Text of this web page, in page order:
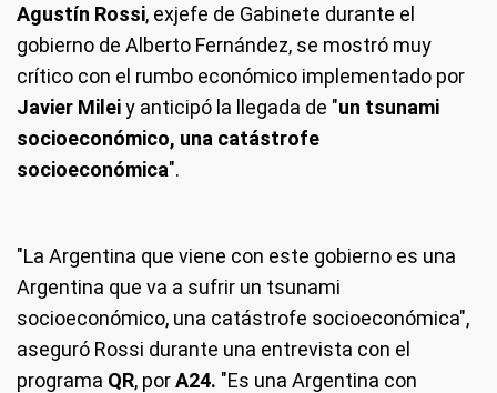
Agustín Rossi, exjefe de Gabinete durante el
gobierno de Alberto Fernández, se mostró muy
crítico con el rumbo económico implementado por
Javier Mileiy anticipó la llegada de "un tsunami
socioeconómico, una catástrofe
socioeconómica".
"La Argentina que viene con este gobierno es una
Argentina que va a sufrir un tsunami
socioeconómico, una catástrofe socioeconómica",
aseguró Rossi durante una entrevista con el
programa QR, porA24. "Es una Argentina con